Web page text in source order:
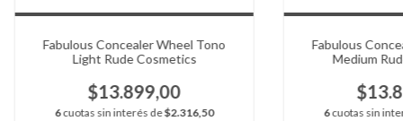
Fabulous Concealer Wheel Tono
Light Rude Cosmetics
$13.899,00
6cuotas sin interés de$2.316,50
Fabulous
Medium
6cuotas sin